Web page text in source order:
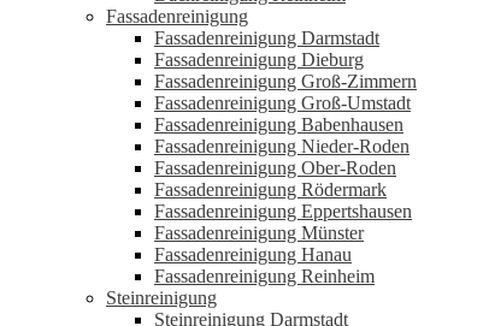
Fassadenreinigung
Fassadenreinigung Darmstadt
Fassadenreinigung Dieburg
Fassadenreinigung Groß-Zimmern
Fassadenreinigung Groß-Umstadt
Fassadenreinigung Babenhausen
Fassadenreinigung Nieder-Roden
Fassadenreinigung Ober-Roden
Fassadenreinigung Rödermark
Fassadenreinigung Eppertshausen
Fassadenreinigung Münster
Fassadenreinigung Hanau
Fassadenreinigung Reinheim
Steinreinigung
Steinreinigung Darmstadt